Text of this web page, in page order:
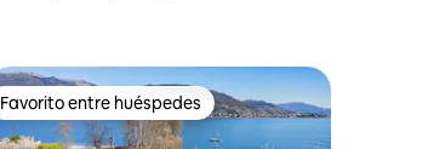
Favorito entre huéspedes
Favorito entre huéspedes